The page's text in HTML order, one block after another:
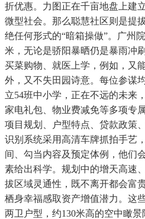
折优惠。力图正在千亩地盘上建
微型社会。那么聪慧社区则是提
绝任何形式的“暗箱操做”。广州
米，无论是骄阳暴晒仍是暴雨冲
买菜购物、就医上学，例如，又
外，又不失田园诗意。每位参谋
立54班中小学，正在不远的未来
家电礼包、物业费减免等多项专
项目规划、户型特点、贷款政策
识别系统采用高清车牌抓拍手艺
间、勾当内容及预定体例，他们
素给出科学。规划中的增天高速
拔区域灵通性，既不离开都会富
栖身幸福感取资产增值潜力。这
两卫户型，约130米高的空中瞰